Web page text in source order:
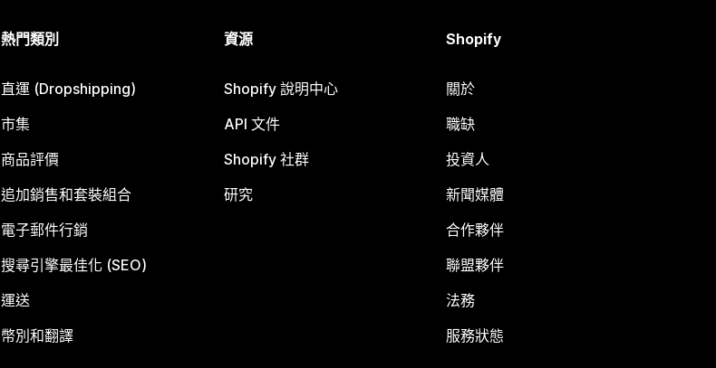
熱門類別
直運 (Dropshipping)
市集
商品評價
追加銷售和套裝組合
電子郵件行銷
搜尋引擎最佳化 (SEO)
運送
幣別和翻譯
資源
Shopify 說明中心
API 文件
Shopify 社群
研究
Shopify
關於
職缺
投資人
新聞媒體
合作夥伴
聯盟夥伴
法務
服務狀態